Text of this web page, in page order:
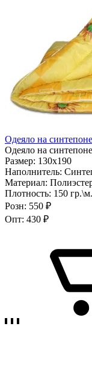
Одеяло на
Одеяло на
Размер: 130х190
Наполнитель:
Материал:
Плотность: 150
Розн: 550 ₽
Опт: 430 ₽